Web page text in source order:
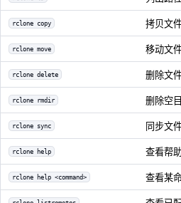
rclone copy 拷贝文
rclone move 移动文
rclone delete 删除文
rclone rmdir 删除空
rclone sync 同步文
rclone help 查看帮
rclone help <command> 查看某